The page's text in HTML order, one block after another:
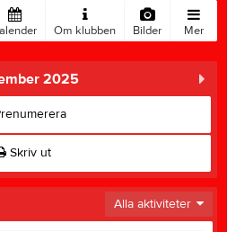
Om klubben Bilder Mer
2025
Skriv ut
Alla aktiviteter